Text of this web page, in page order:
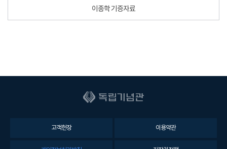
이종학 기증자료
고객헌장 이용약관